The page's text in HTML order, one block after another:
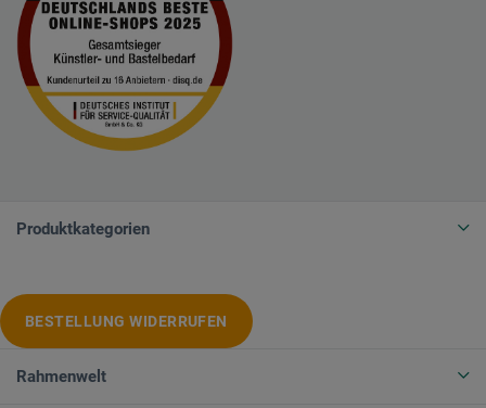
Produktkategorien
BESTELLUNG WIDERRUFEN
Rahmenwelt